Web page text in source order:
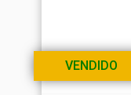
VENDIDO